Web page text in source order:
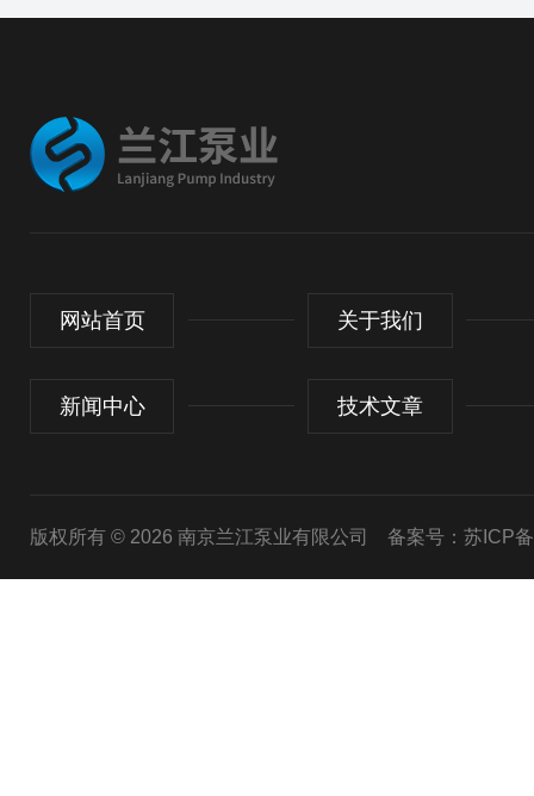
网站首页 关于我们
新闻中心 技术文章
版权所有 © 2026 南京兰江泵业有限公司 备案号：苏ICP